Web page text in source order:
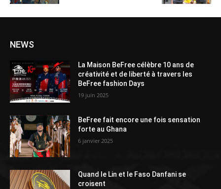
NEWS
La Maison BeFree célèbre 10 ans de
créativité et de liberté à travers les
BeFree fashion Days
19 juin 2025
BeFree fait encore une fois sensation
forte au Ghana
6 janvier 2025
Quand le Lin et le Faso Danfani se
croisent